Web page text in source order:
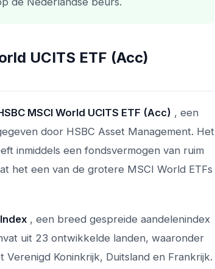
UCITS ETF (Acc)
MSCI World UCITS ETF (Acc) , een
door HSBC Asset Management. Het
inmiddels een fondsvermogen van ruim
het een van de grotere MSCI World ETFs
, een breed gespreide aandelenindex
uit 23 ontwikkelde landen, waaronder
Koninkrijk, Duitsland en Frankrijk.